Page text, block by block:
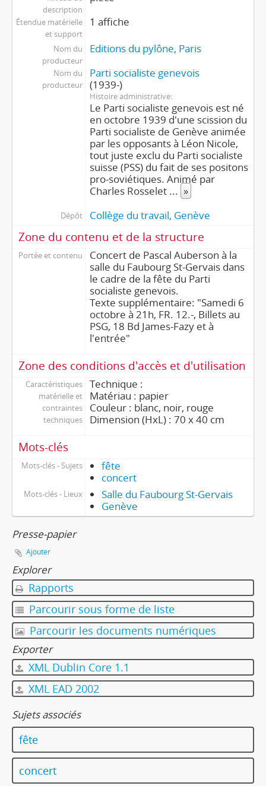
description
Étendue matérielle
et support
1 affiche
Nom du
producteur
Editions du pylône, Paris
Nom du
producteur
Parti socialiste genevois
(1939-)
Histoire administrative
Le Parti socialiste genevois est né
en octobre 1939 d'une scission du
Parti socialiste de Genève animée
par les opposants à Léon Nicole,
tout juste exclu du Parti socialiste
suisse (PSS) du fait de ses positons
pro-soviétiques. Animé par
Charles Rosselet ... »
Dépôt Collège du travail, Genève
Zone du contenu et de la structure
Portée et contenu
Concert de Pascal Auberson à la
salle du Faubourg St-Gervais dans
le cadre de la fête du Parti
socialiste genevois.
Texte supplémentaire: "Samedi 6
octobre à 21h, FR. 12.-, Billets au
PSG, 18 Bd James-Fazy et à
l'entrée"
Zone des conditions d'accès et d'utilisation
Caractéristiques
matérielle et
contraintes
techniques
Technique :
Matériau : papier
Couleur : blanc, noir, rouge
Dimension (HxL) : 70 x 40 cm
Mots-clés
Mots-clés - Sujets
fête
concert
Mots-clés - Lieux
Salle du Faubourg St-Gervais
Genève
Presse-papier
Ajouter
Explorer
Rapports
Parcourir sous forme de liste
Parcourir les documents numériques
Exporter
XML Dublin Core 1.1
XML EAD 2002
Sujets associés
fête
concert